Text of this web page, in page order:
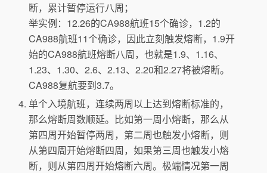
断，累计暂停运行八周；
举实例：12.26的CA988航班15个确诊，1.2的
CA988航班11个确诊，因此立刻触发熔断，1.9开
始的CA988航班熔断八周，也就是1.9、1.16、
1.23、1.30、2.6、2.13、2.20和2.27将被熔断。
CA988复航要到3.7。
单个入境航班，连续两周以上达到熔断标准的，
那么熔断周数顺延。比如第一周小熔断，那么从
第四周开始暂停两周，第二周也触发小熔断，则
从第四周开始熔断四周，如果第三周也触发小熔
断，则从第四周开始熔断六周。极端情况第一周